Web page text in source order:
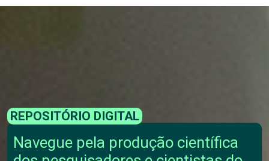
REPOSITÓRIO DIGITAL
Navegue pela produção científica